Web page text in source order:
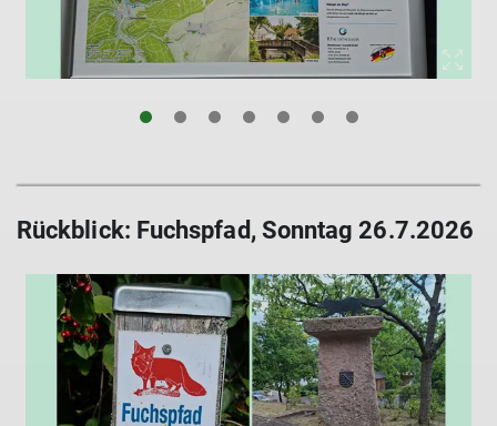
© Gabi Gräff
Rückblick: Fuchspfad, Sonntag 26.7.2026
© Gabi Gräff
© Kai Radtke
© Uli Pape
© Frank Kühn
© Ralf Christmann